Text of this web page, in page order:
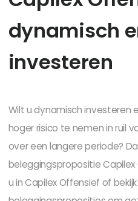
dynamisch e
investeren
Wilt u dynamisch investeren
hoger risico te nemen in ruil
over een langere periode?
beleggingspropositie
u in Capilex Offensief of